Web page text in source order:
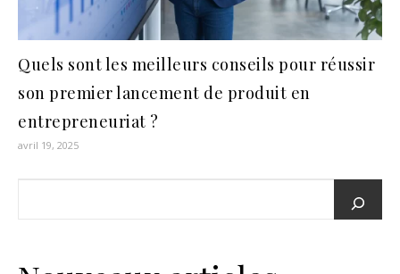
Quels sont les meilleurs conseils pour réussir
son premier lancement de produit en
entrepreneuriat ?
avril 19, 2025